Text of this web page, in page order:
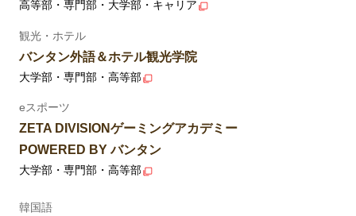
高等部・専門部・大学部・キャリア
観光・ホテル
バンタン外語＆ホテル観光学院
大学部・専門部・高等部
eスポーツ
ZETA DIVISIONゲーミングアカデミー
POWERED BY バンタン
大学部・専門部・高等部
韓国語